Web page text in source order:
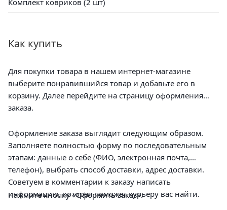
Как купить
Для покупки товара в нашем интернет-магазине
выберите понравившийся товар и добавьте его в
корзину. Далее перейдите на страницу оформления
заказа.
Оформление заказа выглядит следующим образом.
Заполняете полностью форму по последовательным
этапам: данные о себе (ФИО, электронная почта,
телефон), выбрать способ доставки, адрес доставки.
Советуем в комментарии к заказу написать
информацию, которая поможет курьеру вас найти.
Нажмите кнопку «Оформить заказ».